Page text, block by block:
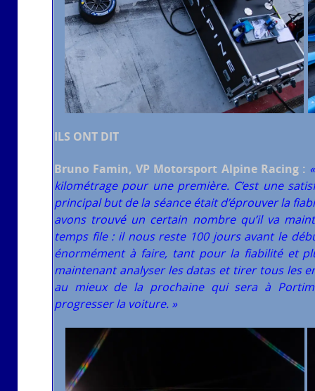
ILS ONT DIT
Bruno Famin, VP Motorsport Alpine Racing :
kilométrage pour une première. C’est une
principal but de la séance était d’éprouver la
avons trouvé un certain nombre qu’il va
temps file : il nous reste 100 jours avant le
énormément à faire, tant pour la fiabilité et
maintenant analyser les datas et tirer tous les
au mieux de la prochaine qui sera à
progresser la voiture. »